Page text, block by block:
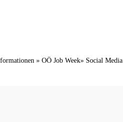
» OÖ Job Week» Social Media